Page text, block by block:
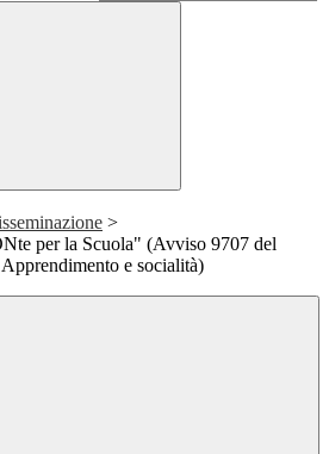
>
per la Scuola" (Avviso 9707 del
e socialità)